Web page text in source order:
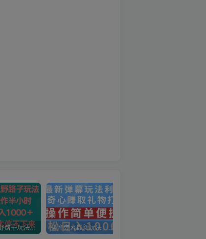
男粉引流野路子玩法，每天操作半小时轻松日入1000＋，流量根本停不下来 抖音弹幕最新玩法，利用粉丝好奇心赚取礼物打赏，轻松日入1000+